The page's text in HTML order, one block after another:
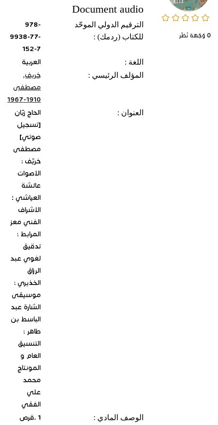
0/5
0 وُجْهَة نَظَر
Document audio
الترقيم الدولي الموحّد
للكتاب (ردمك) :
978-
9938-77-
152-7
اللغة :
العربية
المؤلف الرئيسي :
خريف,
مصطفى
1910-1967
العنوان :
الحاج زيّان
[تسجيل
صوتي]
مصطفى
خريّف ؛
الاصوات
عائشة
العياشي :
الاشراف
الفني معز
المرابط ؛
تدقيق
لغوي عبد
الرزاق
الخذيري ؛
موسيقى
الشارة عبد
الباسط بن
طاهر ؛
التنسيق
العام و
المونتاج
محمد
علي
الفقي
الوصف المادي :
1 .قرص